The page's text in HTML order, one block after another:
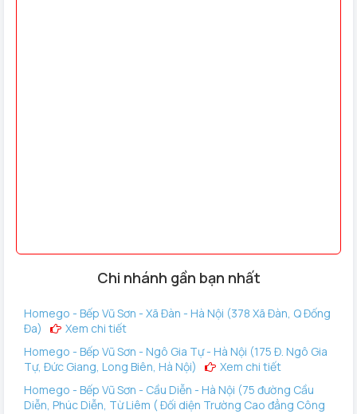
Chi nhánh gần bạn nhất
Homego - Bếp Vũ Sơn - Xã Đàn - Hà Nội (378 Xã Đàn, Q Đống
Đa)
Xem chi tiết
Homego - Bếp Vũ Sơn - Ngô Gia Tự - Hà Nội (175 Đ. Ngô Gia
Tự, Đức Giang, Long Biên, Hà Nội)
Xem chi tiết
Homego - Bếp Vũ Sơn - Cầu Diễn - Hà Nội (75 đường Cầu
Diễn, Phúc Diễn, Từ Liêm ( Đối diện Trường Cao đẳng Công